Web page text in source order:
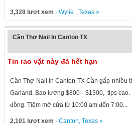
3,328 lượt xem · Wylie , Texas»
Cần Thợ Nail In Canton TX
Tin rao vặt này đã hết hạn
Cần Thợ Nail In Canton TX Cần gấp nhiều
Garland. Bao lương $800 - $1300, tips cao.
đồng. Tiệm mở cửa từ 10:00 am đến 7:00...
2,101 lượt xem · Canton, Texas»